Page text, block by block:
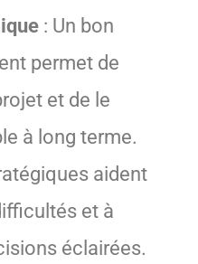
: Un bon
permet de
et de le
à long terme.
aident
et à
éclairées.